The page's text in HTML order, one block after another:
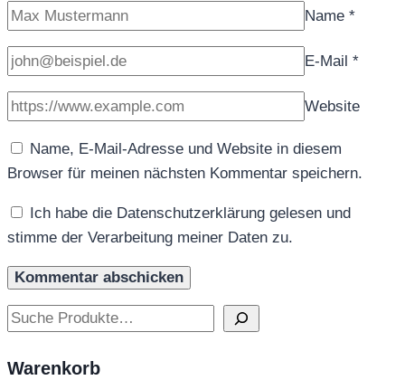
Name *
E-Mail *
Website
Name, E-Mail-Adresse und Website in diesem
Browser für meinen nächsten Kommentar speichern.
Ich habe die Datenschutzerklärung gelesen und
stimme der Verarbeitung meiner Daten zu.
Suchen
Warenkorb